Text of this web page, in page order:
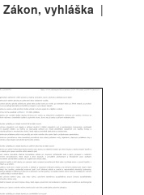
Zákon, vyhláška|